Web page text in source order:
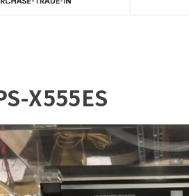
X555ES